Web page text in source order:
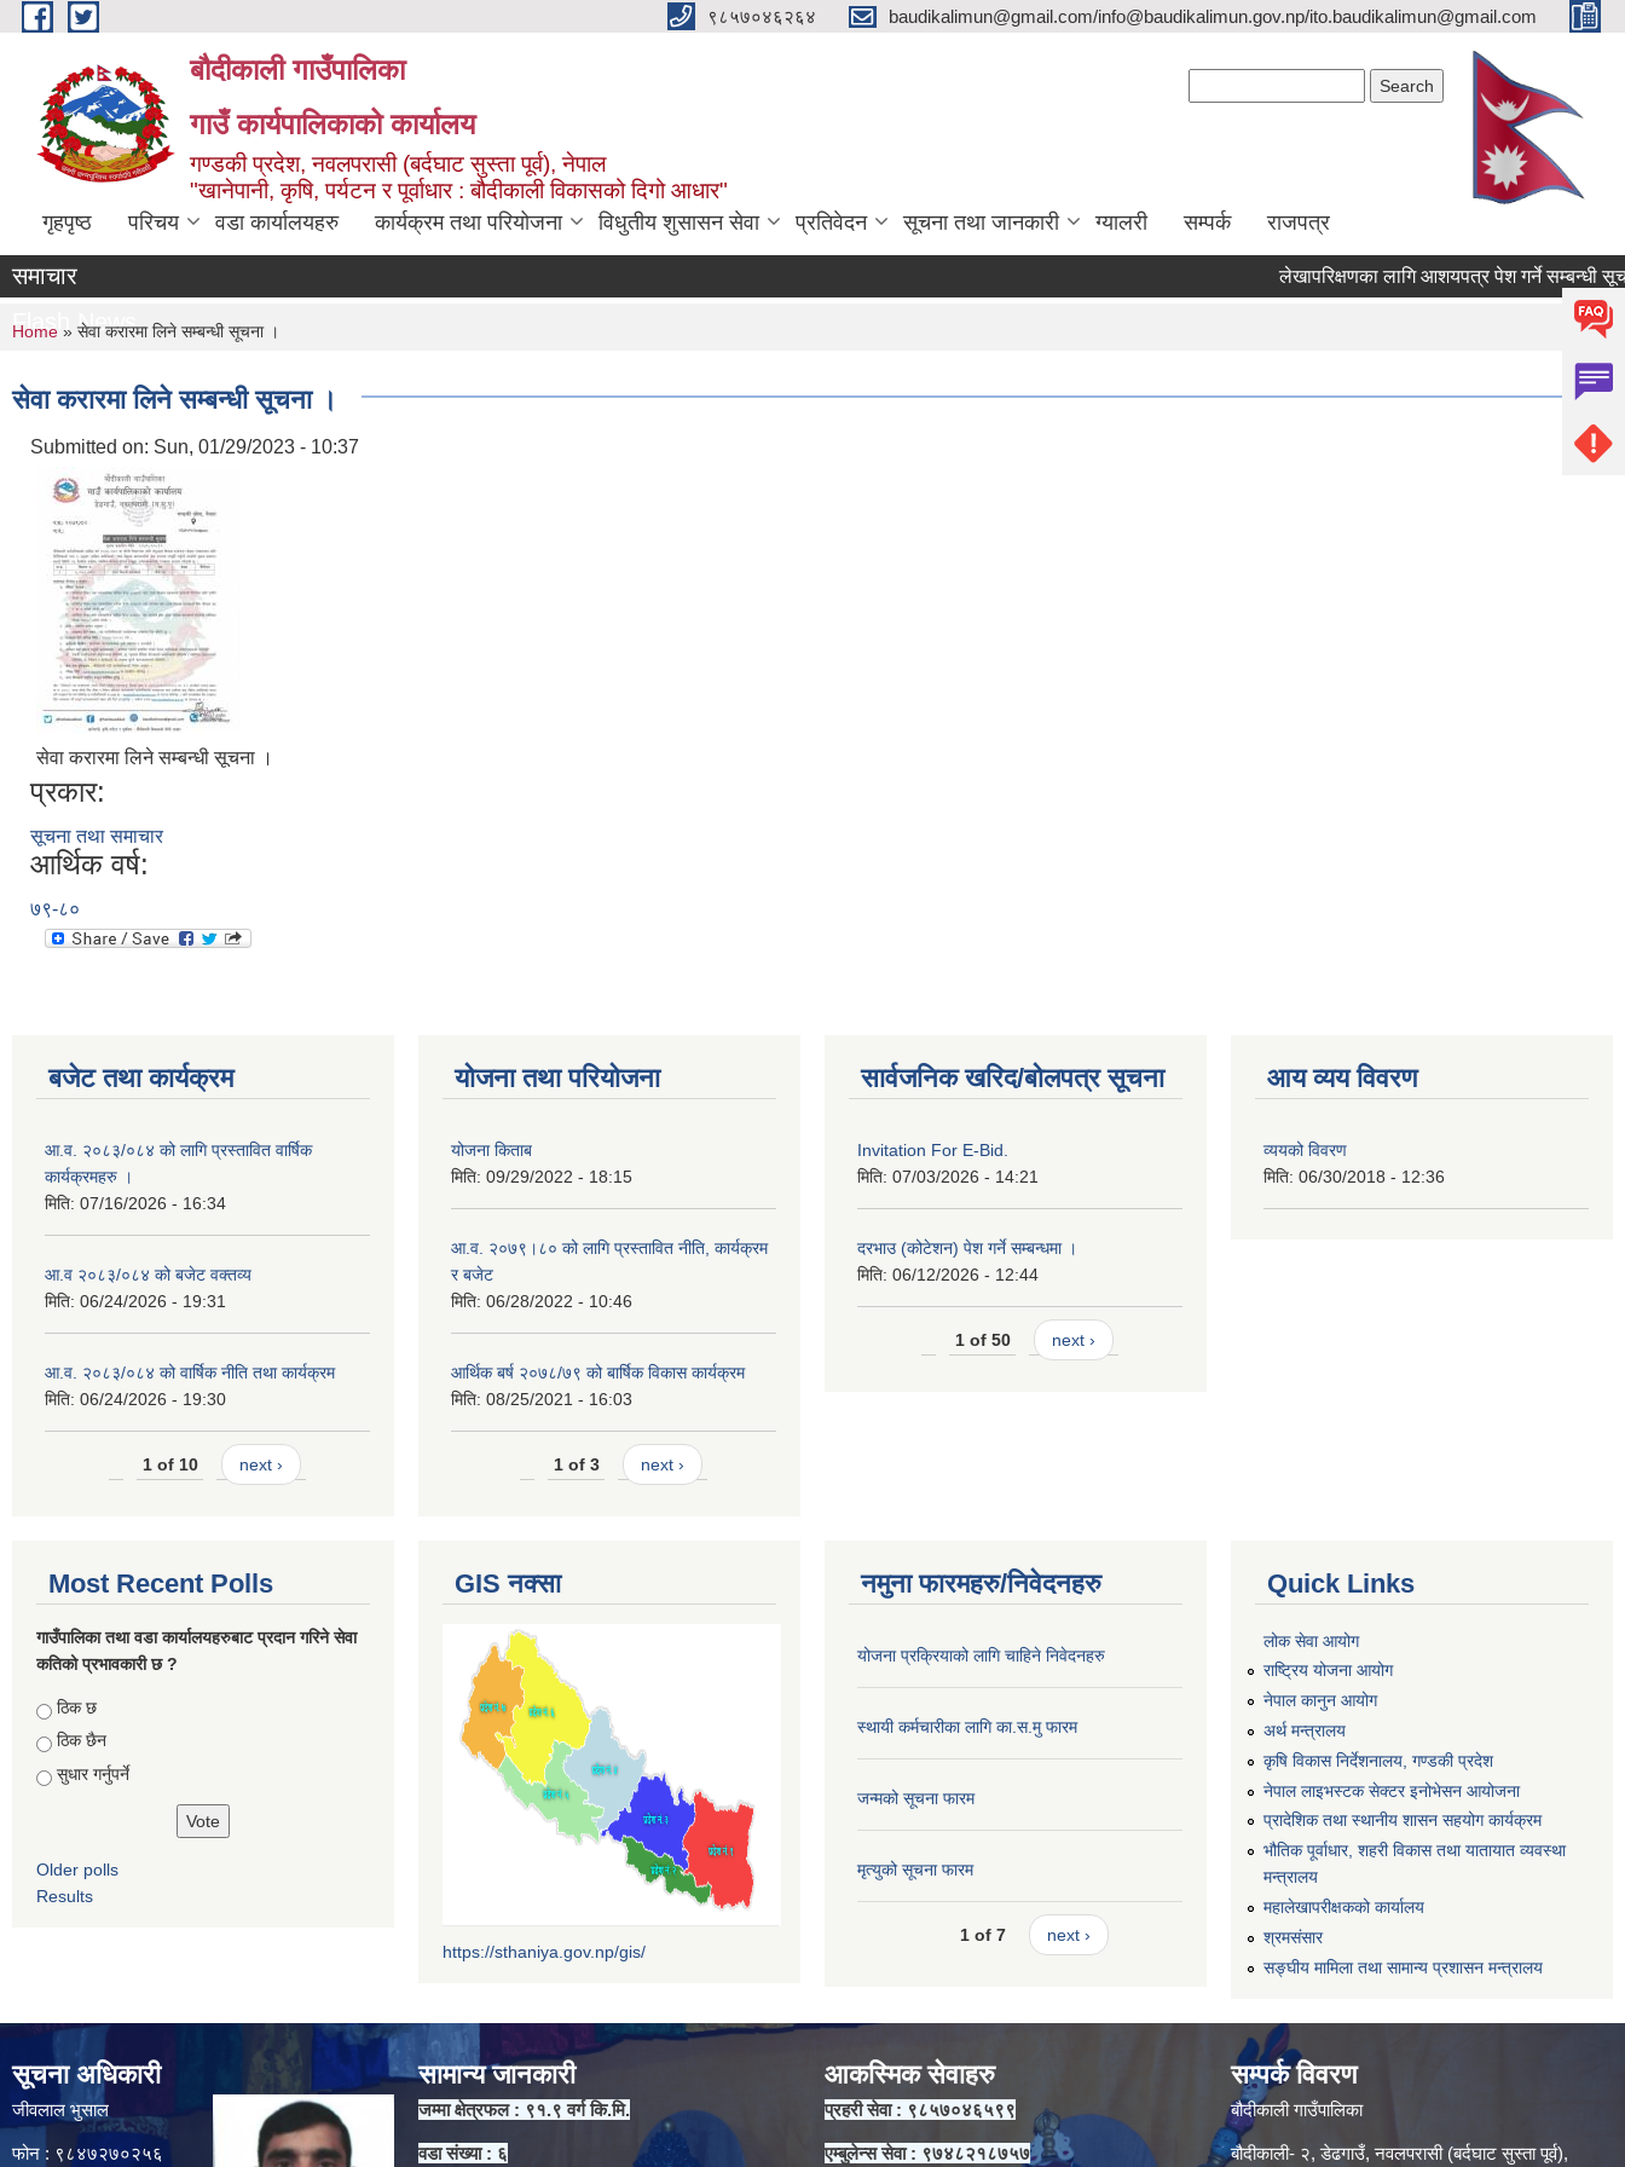
Skip to main content ९८५७०४६२६४ baudikalimun@gmail.com/info@baudikalimun.gov.np/ito.baudikalimun@gmail.com
बौदीकाली गाउँपालिका
गाउँ कार्यपालिकाको कार्यालय
गण्डकी प्रदेश, नवलपरासी (बर्दघाट सुस्ता पूर्व), नेपाल
"खानेपानी, कृषि, पर्यटन र पूर्वाधार : बौदीकाली विकासको दिगो आधार"
गृहपृष्ठ परिचय वडा कार्यालयहरु कार्यक्रम तथा परियोजना विधुतीय शुसासन सेवा प्रतिवेदन सूचना तथा जानकारी ग्यालरी सम्पर्क राजपत्र
समाचार लेखापरिक्षणका लागि आशयपत्र पेश गर्ने सम्बन्धी सूचना ।
Flash News
You are here
Home » सेवा करारमा लिने सम्बन्धी सूचना ।
सेवा करारमा लिने सम्बन्धी सूचना ।
Submitted on: Sun, 01/29/2023 - 10:37
सेवा करारमा लिने सम्बन्धी सूचना ।
प्रकार:
सूचना तथा समाचार
आर्थिक वर्ष:
७९-८०
बजेट तथा कार्यक्रम
आ.व. २०८३/०८४ को लागि प्रस्तावित वार्षिक
कार्यक्रमहरु ।
मिति: 07/16/2026 - 16:34
आ.व २०८३/०८४ को बजेट वक्तव्य
मिति: 06/24/2026 - 19:31
आ.व. २०८३/०८४ को वार्षिक नीति तथा कार्यक्रम
मिति: 06/24/2026 - 19:30
1 of 10 next ›
योजना तथा परियोजना
योजना किताब
मिति: 09/29/2022 - 18:15
आ.व. २०७९।८० को लागि प्रस्तावित नीति, कार्यक्रम
र बजेट
मिति: 06/28/2022 - 10:46
आर्थिक बर्ष २०७८/७९ को बार्षिक विकास कार्यक्रम
मिति: 08/25/2021 - 16:03
1 of 3 next ›
सार्वजनिक खरिद/बोलपत्र सूचना
Invitation For E-Bid.
मिति: 07/03/2026 - 14:21
दरभाउ (कोटेशन) पेश गर्ने सम्बन्धमा ।
मिति: 06/12/2026 - 12:44
1 of 50 next ›
आय व्यय विवरण
व्ययको विवरण
मिति: 06/30/2018 - 12:36
Most Recent Polls
गाउँपालिका तथा वडा कार्यालयहरुबाट प्रदान गरिने सेवा
कतिको प्रभावकारी छ ?
Choices
ठिक छ
ठिक छैन
सुधार गर्नुपर्ने
Older polls
Results
GIS नक्सा
https://sthaniya.gov.np/gis/
नमुना फारमहरु/निवेदनहरु
योजना प्रक्रियाको लागि चाहिने निवेदनहरु
स्थायी कर्मचारीका लागि का.स.मु फारम
जन्मको सूचना फारम
मृत्युको सूचना फारम
1 of 7 next ›
Quick Links
लोक सेवा आयोग
राष्ट्रिय योजना आयोग
नेपाल कानुन आयोग
अर्थ मन्त्रालय
कृषि विकास निर्देशनालय, गण्डकी प्रदेश
नेपाल लाइभस्टक सेक्टर इनोभेसन आयोजना
प्रादेशिक तथा स्थानीय शासन सहयोग कार्यक्रम
भौतिक पूर्वाधार, शहरी विकास तथा यातायात व्यवस्था
मन्त्रालय
महालेखापरीक्षकको कार्यालय
श्रमसंसार
सङ्घीय मामिला तथा सामान्य प्रशासन मन्त्रालय
सूचना अधिकारी
जीवलाल भुसाल
फोन : ९८४७२७०२५६
सामान्य जानकारी
जम्मा क्षेत्रफल : ९१.९ वर्ग कि.मि.
वडा संख्या : ६
आकस्मिक सेवाहरु
प्रहरी सेवा : ९८५७०४६५९९
एम्बुलेन्स सेवा : ९७४८२१८७५७
सम्पर्क विवरण
बौदीकाली गाउँपालिका
बौदीकाली- २, डेढगाउँ, नवलपरासी (बर्दघाट सुस्ता पूर्व),